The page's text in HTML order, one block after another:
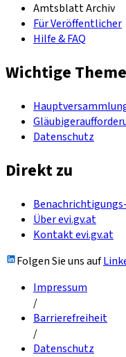
Amtsblatt Archiv
Für Veröffentlicher
Hilfe & FAQ
Wichtige
Datenschutz
Direkt zu
Über evi.gv.at
Kontakt evi.gv.at
Folgen Sie uns auf
Impressum
/
Barrierefreiheit
/
Datenschutz